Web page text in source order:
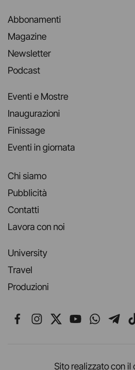
Abbonamenti
Magazine
Newsletter
Podcast
Eventi e Mostre
Inaugurazioni
Finissage
Eventi in giornata
Chi siamo
Pubblicità
Contatti
Lavora con noi
University
Travel
Produzioni
Seguici su Facebook
Seguici su
Seguici su X
Seguici su
Seguici
Sito realizzato con